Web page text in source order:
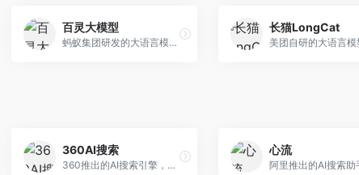
百灵大模型
蚂蚁集团研发的大语言模型平台，专注于金融科技和企业服务。面向金融机构和企业客户，提供智能客服、风险分析、文档处理等服务，金融场景理解深入。
长猫LongCat
360AI搜索
360推出的AI搜索引擎，专注于安全智能搜索。面向普通用户，提供智能问答、网页搜索、内容整理等服务，安全防护能力强。
心流